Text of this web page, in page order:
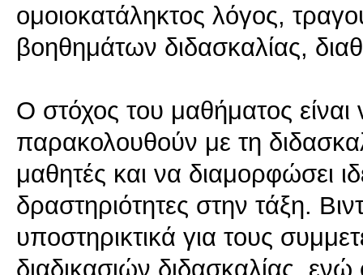
ομοιοκατάληκτος λόγος,
βοηθημάτων διδασκαλίας,
Ο στόχος του μαθήματος είναι
παρακολουθούν με τη
μαθητές και να διαμορφώσει
δραστηριότητες στην τάξη.
υποστηρικτικά για τους
διαδικασιών διδασκαλίας,